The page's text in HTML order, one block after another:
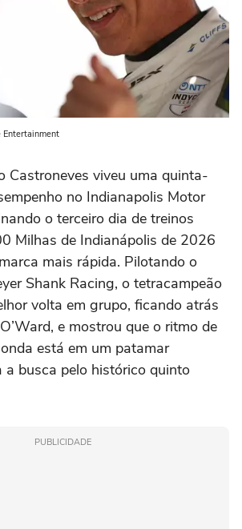
Entertainment
Castroneves viveu uma quinta-
no Indianapolis Motor
o terceiro dia de treinos
Milhas de Indianápolis de 2026
mais rápida. Pilotando o
Shank Racing, o tetracampeão
volta em grupo, ficando atrás
e mostrou que o ritmo de
está em um patamar
a busca pelo histórico quinto
PUBLICIDADE